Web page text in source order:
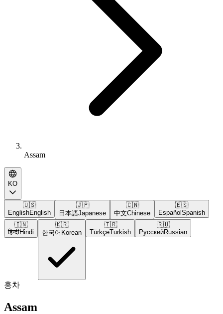
Assam
KO
🇺🇸
EnglishEnglish
🇯🇵
日本語Japanese
🇨🇳
中文Chinese
🇪🇸
Español Spanish
🇮🇳
हिन्दीHindi
🇰🇷
한국어 Korean
🇹🇷
TürkçeTurkish
🇷🇺
РусскийRussian
홍차
Assam